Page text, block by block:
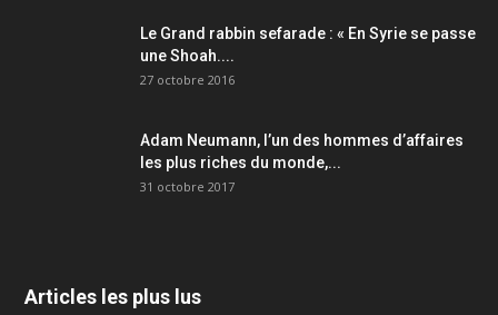
Le Grand rabbin sefarade : « En Syrie se passe
une Shoah....
27 octobre 2016
Adam Neumann, l’un des hommes d’affaires
les plus riches du monde,...
31 octobre 2017
Articles les plus lus